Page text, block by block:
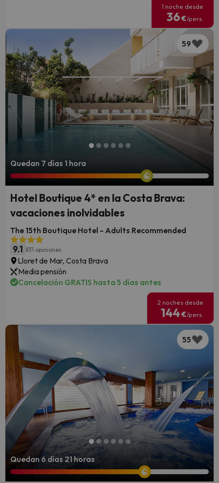
1 noche desde
36€/pers.
Quedan 7 días 1 hora
59
Hotel Boutique 4* en la Costa Brava:
vacaciones inolvidables
The 15th Boutique Hotel - Adults Recommended
9.1 831 opiniones
Lloret de Mar, Costa Brava
Media pensión
Cancelación GRATIS hasta 5 días antes
2 noches desde
144€/pers.
Quedan 6 días 21 horas
55